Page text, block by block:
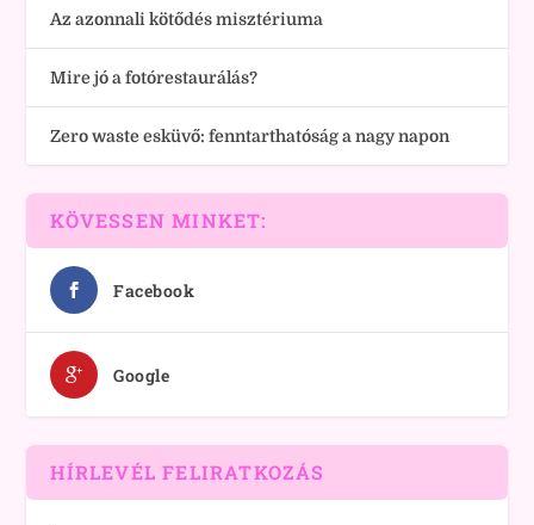
Az azonnali kötődés misztériuma
Mire jó a fotórestaurálás?
Zero waste esküvő: fenntarthatóság a nagy napon
KÖVESSEN MINKET:
Facebook
Google
HÍRLEVÉL FELIRATKOZÁS